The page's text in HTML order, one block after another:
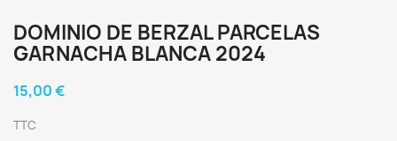
DOMINIO DE BERZAL PARCELAS
GARNACHA BLANCA 2024
15,00 €
TTC